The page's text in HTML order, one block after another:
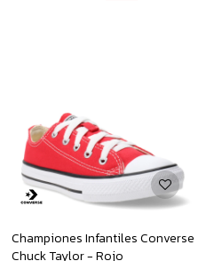
Championes Infantiles Converse
Chuck Taylor - Rojo